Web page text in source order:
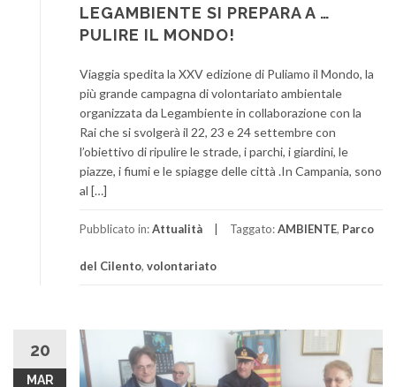
LEGAMBIENTE SI PREPARA A …
PULIRE IL MONDO!
Viaggia spedita la XXV edizione di Puliamo il Mondo, la
più grande campagna di volontariato ambientale
organizzata da Legambiente in collaborazione con la
Rai che si svolgerà il 22, 23 e 24 settembre con
l’obiettivo di ripulire le strade, i parchi, i giardini, le
piazze, i fiumi e le spiagge delle città .In Campania, sono
al […]
Pubblicato in:Attualità Taggato:AMBIENTE, Parco
del Cilento, volontariato
20
MAR